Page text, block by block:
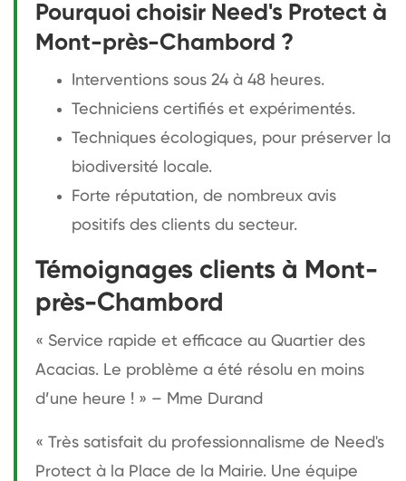
Pourquoi choisir Need's Protect à
Mont-près-Chambord ?
Interventions sous 24 à 48 heures.
Techniciens certifiés et expérimentés.
Techniques écologiques, pour préserver la
biodiversité locale.
Forte réputation, de nombreux avis
positifs des clients du secteur.
Témoignages clients à Mont-
près-Chambord
« Service rapide et efficace au Quartier des
Acacias. Le problème a été résolu en moins
d’une heure ! » – Mme Durand
« Très satisfait du professionnalisme de Need's
Protect à la Place de la Mairie. Une équipe